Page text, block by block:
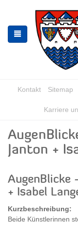
springen
springen
Kontakt Sitemap
Karriere
Janton +
AugenBlicke
+ Isabel
Kurzbeschreibung:
Beide Künstlerinnen